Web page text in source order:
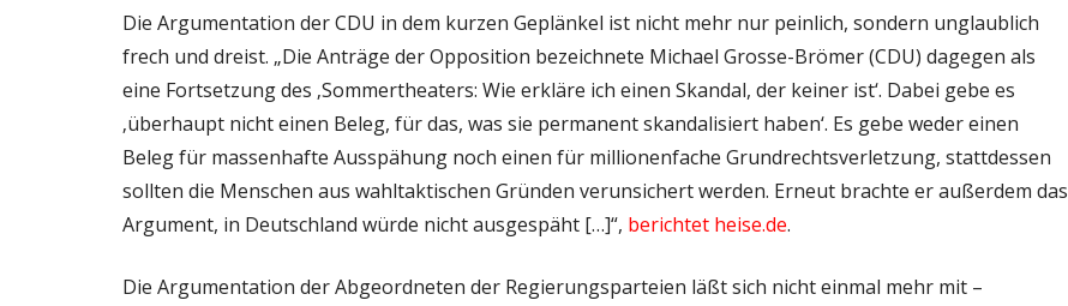
Die Argumentation der CDU in dem kurzen Geplänkel ist nicht mehr nur peinlich, sondern unglaublich
frech und dreist. „Die Anträge der Opposition bezeichnete Michael Grosse-Brömer (CDU) dagegen als
eine Fortsetzung des ‚Sommertheaters: Wie erkläre ich einen Skandal, der keiner ist‘. Dabei gebe es
‚überhaupt nicht einen Beleg, für das, was sie permanent skandalisiert haben‘. Es gebe weder einen
Beleg für massenhafte Ausspähung noch einen für millionenfache Grundrechtsverletzung, stattdessen
sollten die Menschen aus wahltaktischen Gründen verunsichert werden. Erneut brachte er außerdem das
Argument, in Deutschland würde nicht ausgespäht […]“, berichtet heise.de.
Die Argumentation der Abgeordneten der Regierungsparteien läßt sich nicht einmal mehr mit –